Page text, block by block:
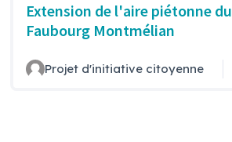
Extension de l'aire piétonne du
Faubourg Montmélian
Projet d'initiative citoyenne